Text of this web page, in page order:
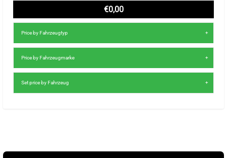
€0,00
Price by Fahrzeugtyp
Price by Fahrzeugmarke
Set price by Fahrzeug